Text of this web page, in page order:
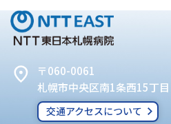
〒060-0061
札幌市中央区南1条西15丁目
交通アクセスについて